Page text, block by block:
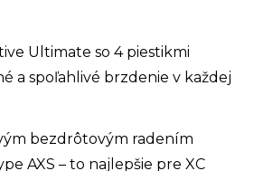
Ultimate so 4 piestikmi
a spoľahlivé brzdenie v každej
bezdrôtovým radením
AXS – to najlepšie pre XC